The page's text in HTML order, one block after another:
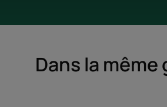
Dans la même